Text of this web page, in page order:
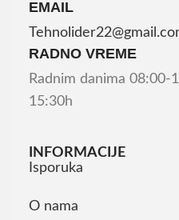
EMAIL
RADNO VREME
Radnim danima 08:00-
15:30h
INFORMACIJE
Isporuka
O nama